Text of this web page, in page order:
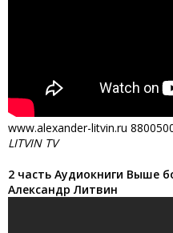
www.alexander-litvin.ru
LITVIN TV
2 часть Аудиокниги Выше
Александр Литвин